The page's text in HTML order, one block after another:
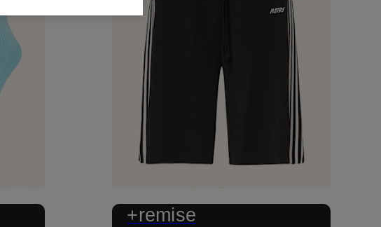
+remise